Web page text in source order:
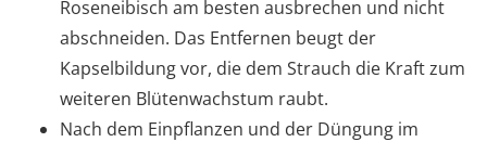
Roseneibisch am besten ausbrechen und nicht
abschneiden. Das Entfernen beugt der
Kapselbildung vor, die dem Strauch die Kraft zum
weiteren Blütenwachstum raubt.
Nach dem Einpflanzen und der Düngung im